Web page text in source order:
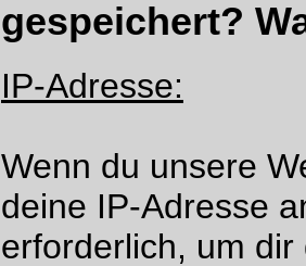
Wenn du unsere
deine IP-Adresse